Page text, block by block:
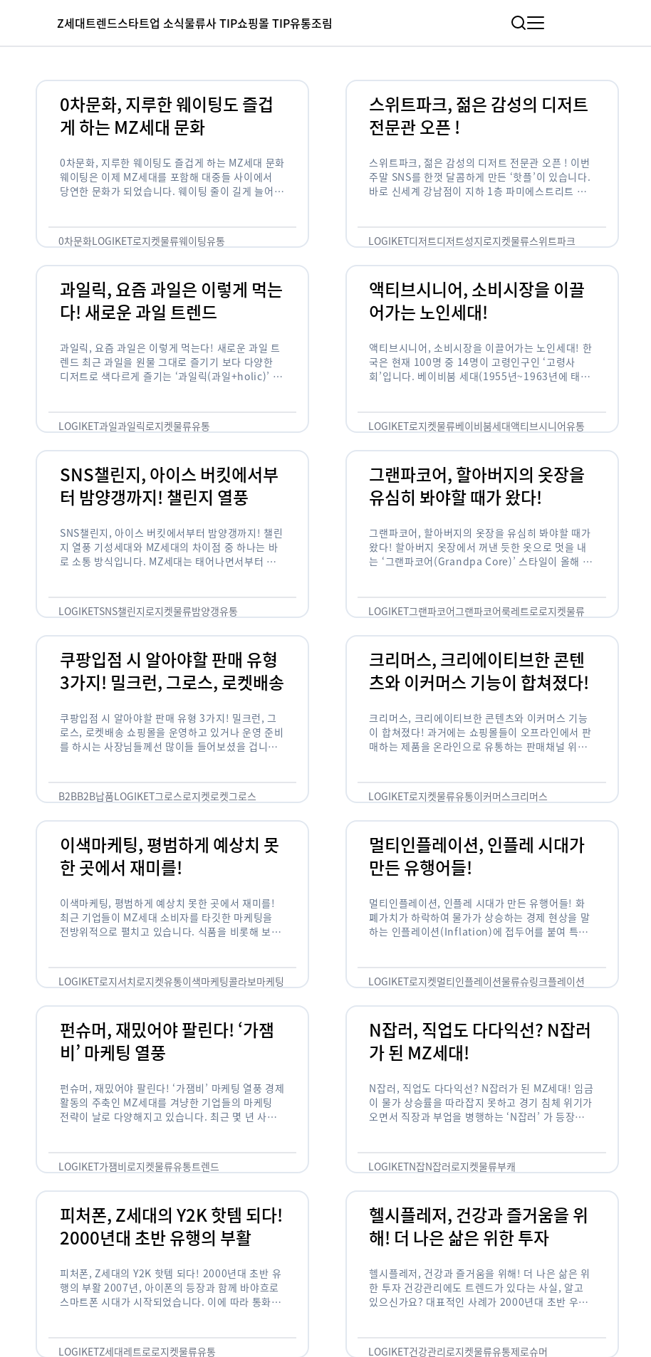
Z세대트렌드스타트업 소식물류사 TIP쇼핑몰 TIP유통조림
0차문화, 지루한 웨이팅도 즐겁
게 하는 MZ세대 문화
0차문화, 지루한 웨이팅도 즐겁게 하는 MZ세대 문화
웨이팅은 이제 MZ세대를 포함해 대중들 사이에서
당연한 문화가 되었습니다. 웨이팅 줄이 길게 늘어서
0차문화LOGIKET로지켓물류웨이팅유통
스위트파크, 젊은 감성의 디저트
전문관 오픈 !
스위트파크, 젊은 감성의 디저트 전문관 오픈 ! 이번
주말 SNS를 한껏 달콤하게 만든 ‘핫플’이 있습니다.
바로 신세계 강남점이 지하 1층 파미에스트리트 분
LOGIKET디저트디저트성지로지켓물류스위트파크
과일릭, 요즘 과일은 이렇게 먹는
다! 새로운 과일 트렌드
과일릭, 요즘 과일은 이렇게 먹는다! 새로운 과일 트
렌드 최근 과일을 원물 그대로 즐기기 보다 다양한
디저트로 색다르게 즐기는 ‘과일릭(과일+holic)’ 트
…
LOGIKET과일과일릭로지켓물류유통
액티브시니어, 소비시장을 이끌
어가는 노인세대!
액티브시니어, 소비시장을 이끌어가는 노인세대! 한
국은 현재 100명 중 14명이 고령인구인 ‘고령사
회’입니다. 베이비붐 세대(1955년~1963년에 태어
오고 있습니다. 하지만 사회가 늙어가는 …
LOGIKET로지켓물류베이비붐세대액티브시니어유통
SNS챌린지, 아이스 버킷에서부
터 밤양갱까지! 챌린지 열풍
SNS챌린지, 아이스 버킷에서부터 밤양갱까지! 챌린
지 열풍 기성세대와 MZ세대의 차이점 중 하나는 바
로 소통 방식입니다. MZ세대는 태어나면서부터 디
도 능숙한 …
LOGIKETSNS챌린지로지켓물류밤양갱유통
그랜파코어, 할아버지의 옷장을
유심히 봐야할 때가 왔다!
그랜파코어, 할아버지의 옷장을 유심히 봐야할 때가
왔다! 할아버지 옷장에서 꺼낸 듯한 옷으로 멋을 내
는 ‘그랜파코어(Grandpa Core)’ 스타일이 올해 패
을 …
LOGIKET그랜파코어그랜파코어룩레트로로지켓물류
쿠팡입점 시 알아야할 판매 유형
3가지! 밀크런, 그로스, 로켓배송
쿠팡입점 시 알아야할 판매 유형 3가지! 밀크런, 그
로스, 로켓배송 쇼핑몰을 운영하고 있거나 운영 준비
를 하시는 사장님들께선 많이들 들어보셨을 겁니다.
B2BB2B납품LOGIKET그로스로지켓로켓그로스
크리머스, 크리에이티브한 콘텐
츠와 이커머스 기능이 합쳐졌다!
크리머스, 크리에이티브한 콘텐츠와 이커머스 기능
이 합쳐졌다! 과거에는 쇼핑몰들이 오프라인에서 판
매하는 제품을 온라인으로 유통하는 판매채널 위주
는 콘텐츠 기반의 …
LOGIKET로지켓물류유통이커머스크리머스
이색마케팅, 평범하게 예상치 못
한 곳에서 재미를!
이색마케팅, 평범하게 예상치 못한 곳에서 재미를!
최근 기업들이 MZ세대 소비자를 타깃한 마케팅을
전방위적으로 펼치고 있습니다. 식품을 비롯해 보수
…
LOGIKET로지서치로지켓유통이색마케팅콜라보마케팅
멀티인플레이션, 인플레 시대가
만든 유행어들!
멀티인플레이션, 인플레 시대가 만든 유행어들! 화
폐가치가 하락하여 물가가 상승하는 경제 현상을 말
하는 인플레이션(Inflation)에 접두어를 붙여 특정
링크플레이션, 그리드플레이션 등등. …
LOGIKET로지켓멀티인플레이션물류슈링크플레이션
펀슈머, 재밌어야 팔린다! ‘가잼
비’ 마케팅 열풍
펀슈머, 재밌어야 팔린다! ‘가잼비’ 마케팅 열풍 경제
활동의 주축인 MZ세대를 겨냥한 기업들의 마케팅
전략이 날로 다양해지고 있습니다. 최근 몇 년 사이
LOGIKET가잼비로지켓물류유통트렌드
N잡러, 직업도 다다익선? N잡러
가 된 MZ세대!
N잡러, 직업도 다다익선? N잡러가 된 MZ세대! 임금
이 물가 상승률을 따라잡지 못하고 경기 침체 위기가
오면서 직장과 부업을 병행하는 ‘N잡러’ 가 등장했습
LOGIKETN잡N잡러로지켓물류부캐
피처폰, Z세대의 Y2K 핫템 되다!
2000년대 초반 유행의 부활
피처폰, Z세대의 Y2K 핫템 되다! 2000년대 초반 유
행의 부활 2007년, 아이폰의 등장과 함께 바야흐로
스마트폰 시대가 시작되었습니다. 이에 따라 통화와
LOGIKETZ세대레트로로지켓물류유통
헬시플레저, 건강과 즐거움을 위
해! 더 나은 삶은 위한 투자
헬시플레저, 건강과 즐거움을 위해! 더 나은 삶은 위
한 투자 건강관리에도 트렌드가 있다는 사실, 알고
있으신가요? 대표적인 사례가 2000년대 초반 우리
LOGIKET건강관리로지켓물류유통제로슈머